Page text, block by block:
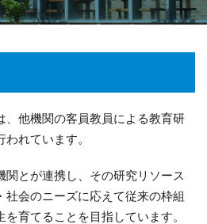
、他機関の客員教員による教育研
れています。
関とが連携し、その研究リソース
社会のニーズに応えて従来の枠組
育てることを目指しています。